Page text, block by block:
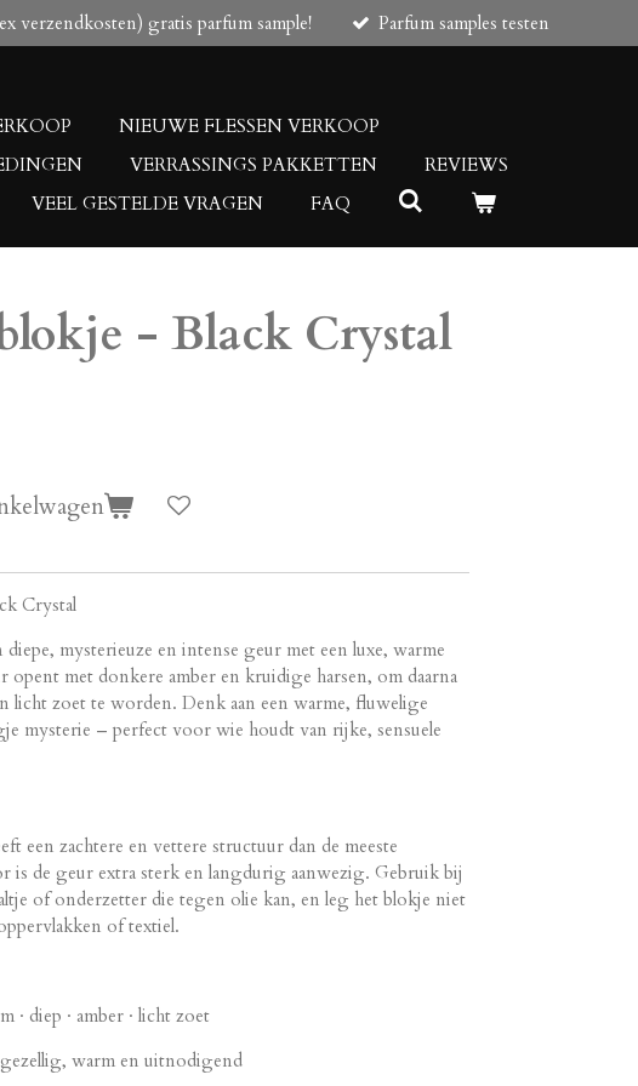
verzendkosten) gratis parfum sample! Parfum samples testen
NIEUWE FLESSEN VERKOOP
VERRASSINGS PAKKETTEN
REVIEWS
VEEL GESTELDE VRAGEN FAQ
- Black Crystal
Crystal
diepe, mysterieuze en intense geur met een luxe, warme
met donkere amber en kruidige harsen, om daarna
licht zoet te worden. Denk aan een warme, fluwelige
mysterie – perfect voor wie houdt van rijke, sensuele
een zachtere en vettere structuur dan de meeste
is de geur extra sterk en langdurig aanwezig. Gebruik bij
of onderzetter die tegen olie kan, en leg het blokje niet
of textiel.
· diep · amber · licht zoet
warm en uitnodigend